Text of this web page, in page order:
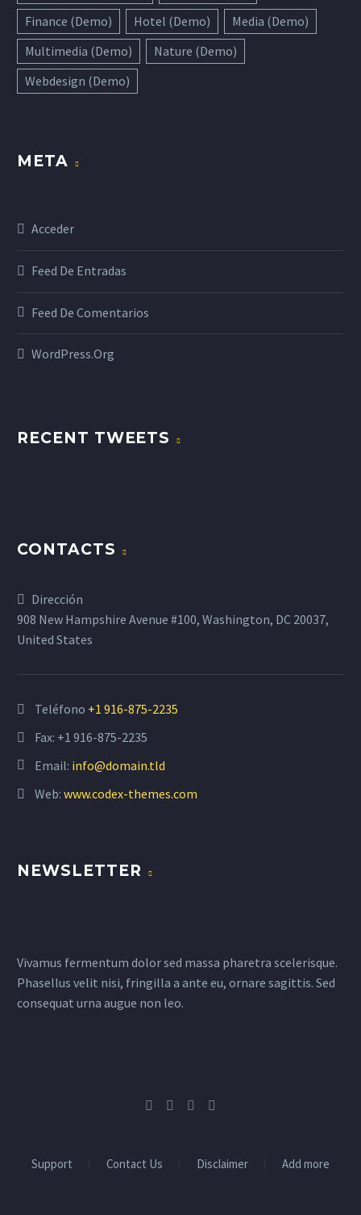
Finance (Demo)
Hotel (Demo)
Media (Demo)
Multimedia (Demo)
Nature (Demo)
Webdesign (Demo)
META
Acceder
Feed De Entradas
Feed De Comentarios
WordPress.org
RECENT TWEETS
CONTACTS
Dirección
908 New Hampshire Avenue #100, Washington, DC 20037,
United States
Teléfono +1 916-875-2235
Fax: +1 916-875-2235
Email: info@domain.tld
Web: www.codex-themes.com
NEWSLETTER
Vivamus fermentum dolor sed massa pharetra scelerisque.
Phasellus velit nisi, fringilla a ante eu, ornare sagittis. Sed
consequat urna augue non leo.
Support Contact Us Disclaimer Add more